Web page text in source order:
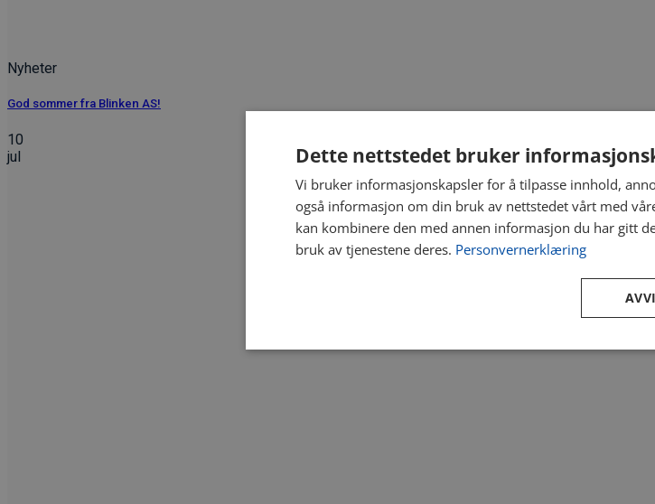
Nyheter
God sommer fra Blinken AS!
10
jul
Dette nettstedet bruker
Vi bruker informasjonskapsler for å tilpasse innhold,
også informasjon om din bruk av nettstedet vårt med
kan kombinere den med annen informasjon du har gitt
bruk av tjenestene deres. Personvernerklæring